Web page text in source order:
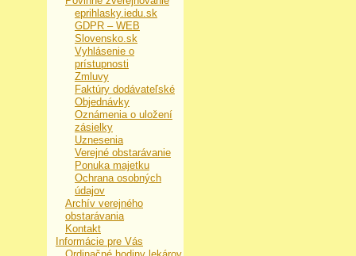
eprihlasky.iedu.sk
GDPR – WEB
Slovensko.sk
Vyhlásenie o
prístupnosti
Zmluvy
Faktúry dodávateľské
Objednávky
Oznámenia o uložení
zásielky
Uznesenia
Verejné obstarávanie
Ponuka majetku
Ochrana osobných
údajov
Archív verejného
obstarávania
Kontakt
Informácie pre Vás